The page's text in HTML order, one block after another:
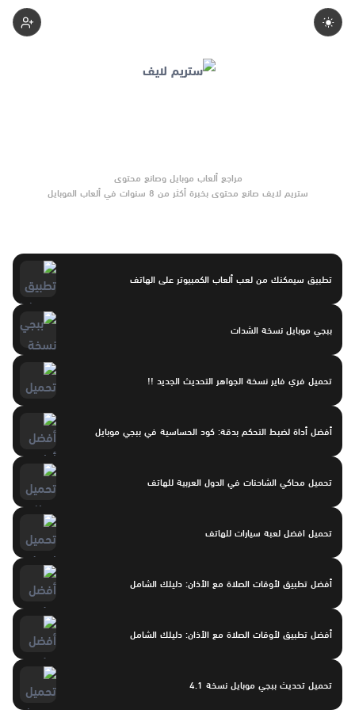
ستريم لايف صانع محتوى بخبرة أكثر من 8 سنوات في ألعاب الموبايل
تطبيق سيمكنك من لعب ألعاب الكمبيوتر على الهاتف
ببجي موبايل نسخة الشدات
تحميل فري فاير نسخة الجواهر التحديث الجديد !!
أفضل أداة لضبط التحكم بدقة: كود الحساسية في ببجي موبايل
تحميل محاكي الشاحنات في الدول العربية للهاتف
تحميل افضل لعبة سيارات للهاتف
أفضل تطبيق لأوقات الصلاة مع الأذان: دليلك الشامل
أفضل تطبيق لأوقات الصلاة مع الأذان: دليلك الشامل
تحميل تحديث ببجي موبايل نسخة 4.1